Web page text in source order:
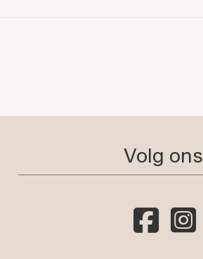
Volg ons